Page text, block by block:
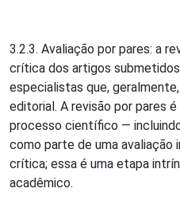
3.2.3. Avaliação por pares: a
crítica dos artigos
especialistas que,
editorial. A revisão por pares
processo científico —
como parte de uma avaliação
crítica; essa é uma etapa
acadêmico.